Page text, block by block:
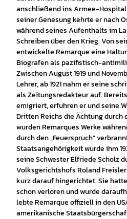
anschließend ins Armee-Hospital
seiner Genesung kehrte er nach
während seines Aufenthalts im
Schreiben über den Krieg. Von
entwickelte Remarque eine
Biografen als pazifistisch-
Zwischen August 1919 und
Lehrer, ab 1921 nahm er seine
als Zeitungsredakteur auf. Bereits
emigriert, erfuhren er und seine
Dritten Reichs die Ächtung durch
wurden Remarques Werke
durch den „Feuerspruch“
Staatsangehörigkeit wurde ihm
seine Schwester Elfriede Scholz
Volksgerichtshofs Roland
kurz darauf hingerichtet. Sie
schon verloren und wurde
lebte Remarque offiziell in den
amerikanische